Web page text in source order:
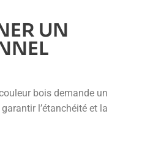
UN
bois demande un
l’étanchéité et la